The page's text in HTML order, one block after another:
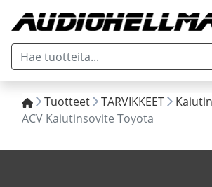
Tuotteet TARVIKKEET
ACV Kaiutinsovite Toyota